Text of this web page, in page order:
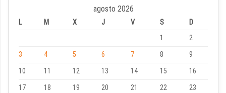
agosto 2026
L M X J V S
D
1
2
3
4 5 6 7 8
9
10
11 12 13 14 15
16
17
18 19 20 21 22
23